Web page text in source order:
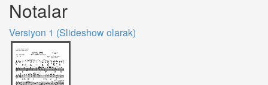
Notalar
Versiyon 1 (Slideshow olarak)